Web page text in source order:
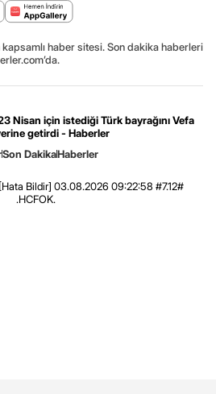
kapsamlı haber sitesi. Son dakika haberleri
Nisan için istediği Türk bayrağını Vefa
getirdi - Haberler
Son DakikaHaberler
[Hata Bildir] 03.08.2026 09:22:58 #7.12#
.HCFOK.